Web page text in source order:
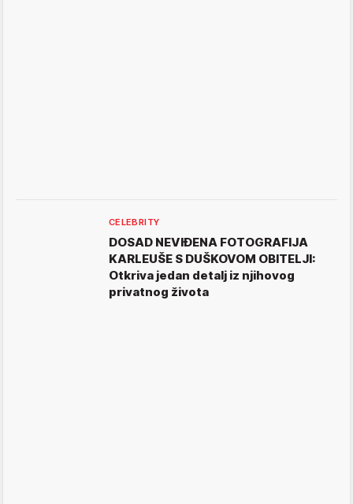
CELEBRITY
DOSAD NEVIĐENA FOTOGRAFIJA
KARLEUŠE S DUŠKOVOM OBITELJI:
Otkriva jedan detalj iz njihovog
privatnog života